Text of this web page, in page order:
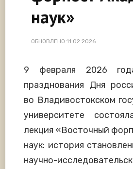
наук»
ОБНОВЛЕНО 11.02.2026
9 февраля 2026
празднования Дня
во Владивостокском
университете
лекция «Восточный
наук: история
научно-